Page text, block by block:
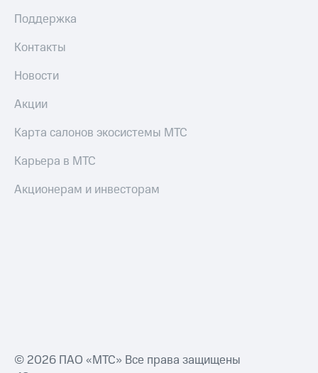
Поддержка
Контакты
Новости
Акции
Карта салонов экосистемы МТС
Карьера в МТС
Акционерам и инвесторам
© 2026 ПАО «МТС» Все права защищены